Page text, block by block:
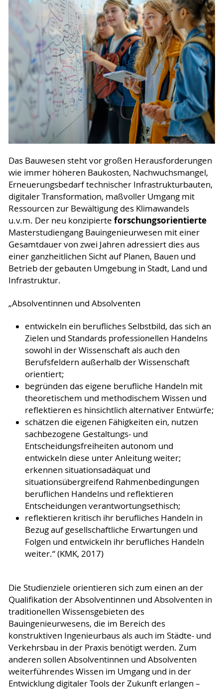
Das Bauwesen steht vor großen Herausforderungen
wie immer höheren Baukosten, Nachwuchsmangel,
Erneuerungsbedarf technischer Infrastrukturbauten,
digitaler Transformation, maßvoller Umgang mit
Ressourcen zur Bewältigung des Klimawandels
u.v.m. Der neu konzipierte forschungsorientierte
Masterstudiengang Bauingenieurwesen mit einer
Gesamtdauer von zwei Jahren adressiert dies aus
einer ganzheitlichen Sicht auf Planen, Bauen und
Betrieb der gebauten Umgebung in Stadt, Land und
Infrastruktur.
„Absolventinnen und Absolventen
entwickeln ein berufliches Selbstbild, das sich an
Zielen und Standards professionellen Handelns
sowohl in der Wissenschaft als auch den
Berufsfeldern außerhalb der Wissenschaft
orientiert;
begründen das eigene berufliche Handeln mit
theoretischem und methodischem Wissen und
reflektieren es hinsichtlich alternativer Entwürfe;
schätzen die eigenen Fähigkeiten ein, nutzen
sachbezogene Gestaltungs- und
Entscheidungsfreiheiten autonom und
entwickeln diese unter Anleitung weiter;
erkennen situationsadäquat und
situationsübergreifend Rahmenbedingungen
beruflichen Handelns und reflektieren
Entscheidungen verantwortungsethisch;
reflektieren kritisch ihr berufliches Handeln in
Bezug auf gesellschaftliche Erwartungen und
Folgen und entwickeln ihr berufliches Handeln
weiter.“ (KMK, 2017)
Die Studienziele orientieren sich zum einen an der
Qualifikation der Absolventinnen und Absolventen in
traditionellen Wissensgebieten des
Bauingenieurwesens, die im Bereich des
konstruktiven Ingenieurbaus als auch im Städte- und
Verkehrsbau in der Praxis benötigt werden. Zum
anderen sollen Absolventinnen und Absolventen
weiterführendes Wissen im Umgang und in der
Entwicklung digitaler Tools der Zukunft erlangen –